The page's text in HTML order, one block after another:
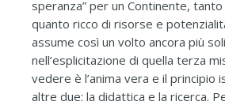
speranza” per un Continente,
quanto ricco di risorse e
assume così un volto ancora più
nell’esplicitazione di quella terza
vedere è l’anima vera e il principio
altre due: la didattica e la ricerca.